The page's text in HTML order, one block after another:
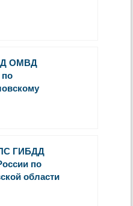
ОМВД
по
ГИБДД
по
области